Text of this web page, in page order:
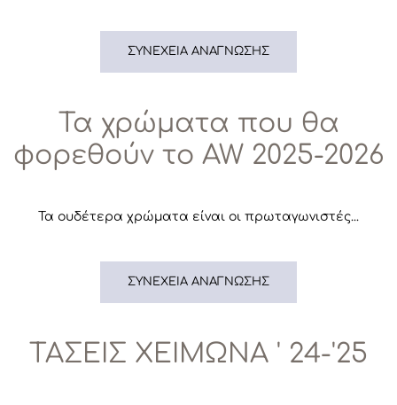
ΣΥΝΈΧΕΙΑ ΑΝΆΓΝΩΣΗΣ
Τα χρώματα που θα
φορεθούν το AW 2025-2026
Τα ουδέτερα χρώματα είναι οι πρωταγωνιστές...
ΣΥΝΈΧΕΙΑ ΑΝΆΓΝΩΣΗΣ
ΤΑΣΕΙΣ ΧΕΙΜΩΝΑ ' 24-'25